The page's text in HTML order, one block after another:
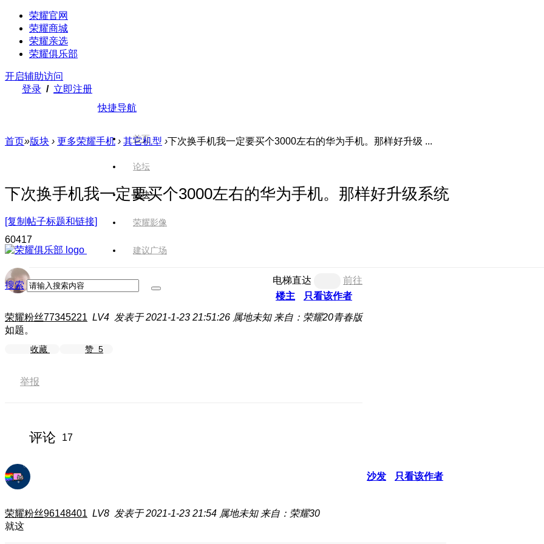
荣耀官网
荣耀商城
荣耀亲选
荣耀俱乐部
开启辅助访问
登录 / 立即注册
快捷导航
首页
论坛
版块
荣耀影像
建议广场
搜索
首页»版块 › 更多荣耀手机 › 其它机型 ›下次换手机我一定要买个3000左右的华为手机。那样好升级 ...
下次换手机我一定要买个3000左右的华为手机。那样好升级系统
[复制帖子标题和链接]
60417
电梯直达
前往
楼主
只看该作者
荣耀粉丝77345221 LV4 发表于 2021-1-23 21:51:26 属地未知 来自：荣耀20青春版
如题。
收藏 赞 5
举报
评论 17
沙发 只看该作者
荣耀粉丝96148401 LV8 发表于 2021-1-23 21:54 属地未知 来自：荣耀30
就这